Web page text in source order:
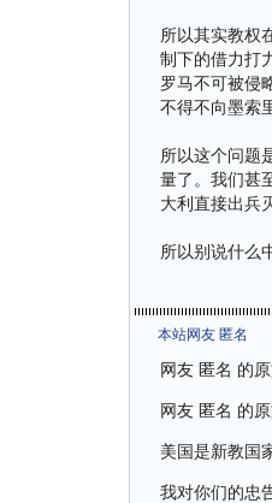
所以其实教权
制下的借力打
罗马不可被侵
不得不向墨索
所以这个问题
量了。我们甚
大利直接出兵
所以别说什么
本站网友 匿名
网友 匿名 的原
网友 匿名 的原
美国是新教国
我对你们的忠